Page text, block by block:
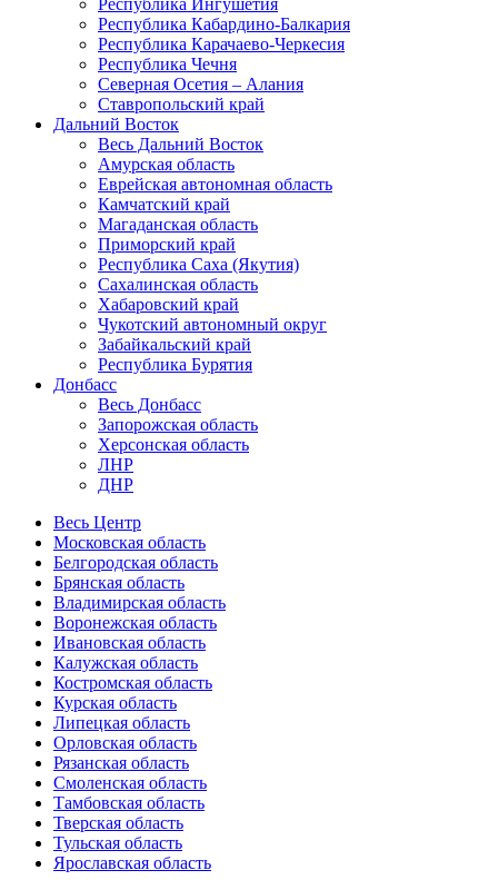
Республика Ингушетия
Республика Кабардино-Балкария
Республика Карачаево-Черкесия
Республика Чечня
Северная Осетия – Алания
Ставропольский край
Дальний Восток
Весь Дальний Восток
Амурская область
Еврейская автономная область
Камчатский край
Магаданская область
Приморский край
Республика Саха (Якутия)
Сахалинская область
Хабаровский край
Чукотский автономный округ
Забайкальский край
Республика Бурятия
Донбасс
Весь Донбасс
Запорожская область
Херсонская область
ЛНР
ДНР
Весь Центр
Московская область
Белгородская область
Брянская область
Владимирская область
Воронежская область
Ивановская область
Калужская область
Костромская область
Курская область
Липецкая область
Орловская область
Рязанская область
Смоленская область
Тамбовская область
Тверская область
Тульская область
Ярославская область